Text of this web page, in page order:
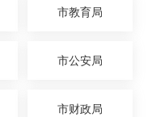
市教育局
市公安局
市财政局